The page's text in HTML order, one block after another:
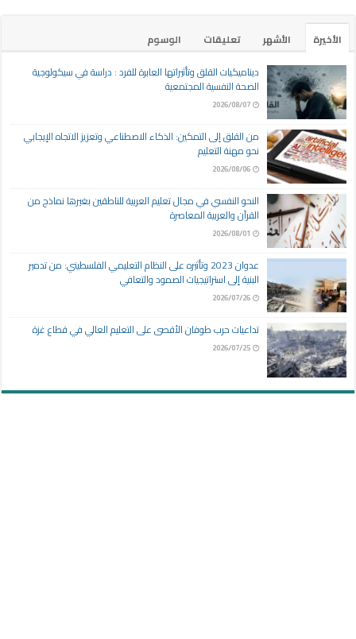
الأخيرة الأشهر تعليقات
الوسوم
ديناميكيات القلق وتأثيراتها العابرة للفرد : دراسة في سيكولوجية
الصحة النفسية المجتمعية
2026/08/07
من القلق إلى التمكين: الذكاء الاصطناعي وتعزيز الاتجاه الإيجابي
نحو مهنة التعليم
2026/08/06
النحو النفسي في مجال تعليم العربية للناطقين بغيرها نماذج من
القرآن والعربية المعاصرة
2026/08/01
عدوان 2023 وتأثيره على النظام التعليمي الفلسطيني: من تدمير
البنية إلى استراتيجيات الصمود والتعافي
2026/07/26
تداعيات حرب طوفان الأقصى على التعليم العالي في قطاع غزة
2026/07/25